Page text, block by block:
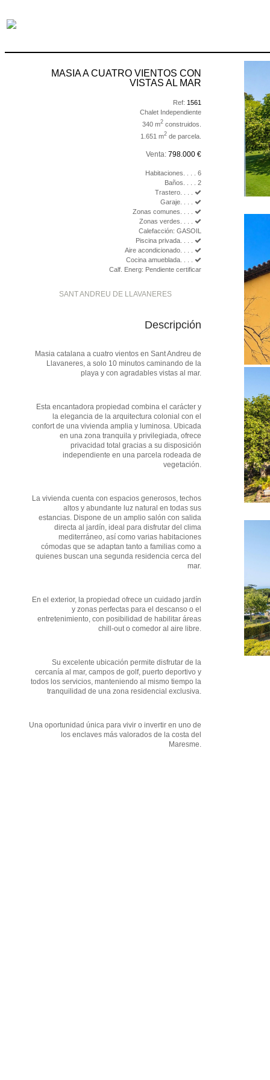
MASIA A CUATRO VIENTOS CON
VISTAS AL MAR
Ref: 1561
Chalet Independiente
340 m2 construidos.
1.651 m2 de parcela.
Venta: 798.000 €
Habitaciones. . . . 6
Baños. . . . 2
Trastero. . . .
Garaje. . . .
Zonas comunes. . . .
Zonas verdes. . . .
Calefacción: GASOIL
Piscina privada. . . .
Aire acondicionado. . . .
Cocina amueblada. . . .
Calf. Energ: Pendiente certificar
SANT ANDREU DE LLAVANERES
Descripción
Masia catalana a cuatro vientos en Sant Andreu de
Llavaneres, a solo 10 minutos caminando de la
playa y con agradables vistas al mar.
Esta encantadora propiedad combina el carácter y
la elegancia de la arquitectura colonial con el
confort de una vivienda amplia y luminosa. Ubicada
en una zona tranquila y privilegiada, ofrece
privacidad total gracias a su disposición
independiente en una parcela rodeada de
vegetación.
La vivienda cuenta con espacios generosos, techos
altos y abundante luz natural en todas sus
estancias. Dispone de un amplio salón con salida
directa al jardín, ideal para disfrutar del clima
mediterráneo, así como varias habitaciones
cómodas que se adaptan tanto a familias como a
quienes buscan una segunda residencia cerca del
mar.
En el exterior, la propiedad ofrece un cuidado jardín
y zonas perfectas para el descanso o el
entretenimiento, con posibilidad de habilitar áreas
chill-out o comedor al aire libre.
Su excelente ubicación permite disfrutar de la
cercanía al mar, campos de golf, puerto deportivo y
todos los servicios, manteniendo al mismo tiempo la
tranquilidad de una zona residencial exclusiva.
Una oportunidad única para vivir o invertir en uno de
los enclaves más valorados de la costa del
Maresme.